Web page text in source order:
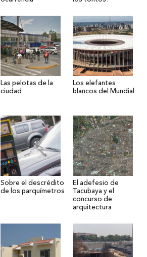
Las pelotas de la
ciudad
Los elefantes
blancos del Mundial
Sobre el descrédito
de los parquímetros
El adefesio de
Tacubaya y el
concurso de
arquitectura